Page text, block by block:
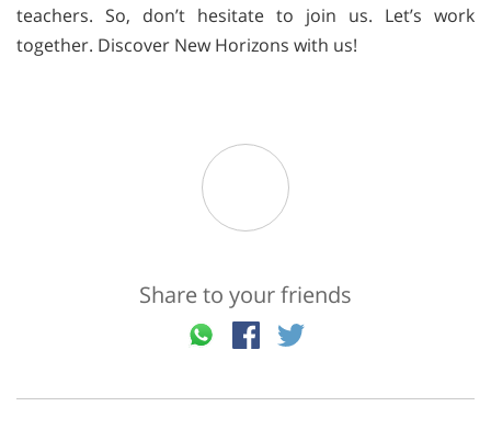
teachers. So, don’t hesitate to join us. Let’s work
together. Discover New Horizons with us!
Share to your friends